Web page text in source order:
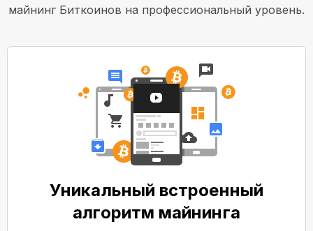
майнинг Биткоинов на профессиональный уровень.
Уникальный встроенный
алгоритм майнинга